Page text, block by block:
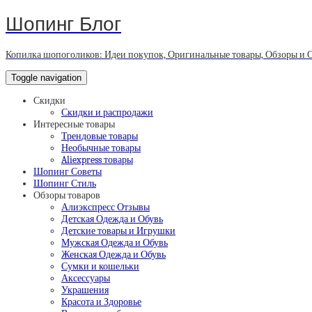
Шопинг Блог
Копилка шопоголиков: Идеи покупок, Оригинальные товары, Обзоры и
Toggle navigation
Скидки
Скидки и распродажи
Интересные товары
Трендовые товары
Необычные товары
Aliexpress товары
Шопинг Советы
Шопинг Стиль
Обзоры товаров
Алиэкспресс Отзывы
Детская Одежда и Обувь
Детские товары и Игрушки
Мужская Одежда и Обувь
Женская Одежда и Обувь
Сумки и кошельки
Аксессуары
Украшения
Красота и Здоровье